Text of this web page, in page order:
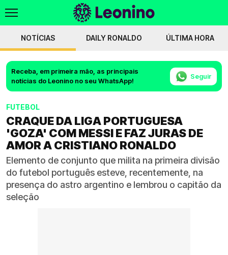
NOTÍCIAS DAILY RONALDO ÚLTIMA HORA
Receba, em primeira mão, as principais
notícias do Leonino no seu WhatsApp!
Seguir
FUTEBOL
CRAQUE DA LIGA PORTUGUESA
'GOZA' COM MESSI E FAZ JURAS DE
AMOR A CRISTIANO RONALDO
Elemento de conjunto que milita na primeira divisão
do futebol português esteve, recentemente, na
presença do astro argentino e lembrou o capitão da
seleção